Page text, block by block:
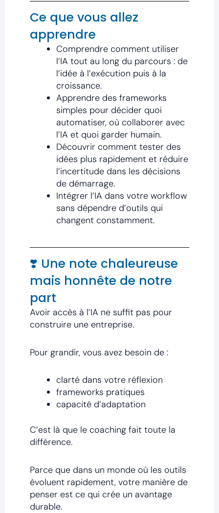
Ce que vous allez
apprendre
Comprendre comment utiliser
l’IA tout au long du parcours : de
l’idée à l’exécution puis à la
croissance.
Apprendre des frameworks
simples pour décider quoi
automatiser, où collaborer avec
l’IA et quoi garder humain.
Découvrir comment tester des
idées plus rapidement et réduire
l’incertitude dans les décisions
de démarrage.
Intégrer l’IA dans votre workflow
sans dépendre d’outils qui
changent constamment.
❣️ Une note chaleureuse
mais honnête de notre
part
Avoir accès à l’IA ne suffit pas pour
construire une entreprise.
Pour grandir, vous avez besoin de :
clarté dans votre réflexion
frameworks pratiques
capacité d’adaptation
C’est là que le coaching fait toute la
différence.
Parce que dans un monde où les outils
évoluent rapidement, votre manière de
penser est ce qui crée un avantage
durable.